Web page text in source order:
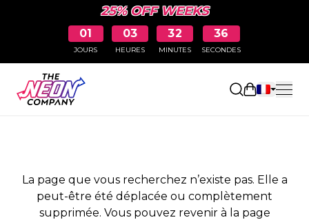
25% OFF WEEKS
01
JOURS
03
HEURES
32
MINUTES
36
SECONDES
Ouvrir le
PAGE NON TROUVÉE
La page que vous recherchez n’existe pas. Elle a
peut-être été déplacée ou complètement
supprimée. Vous pouvez revenir à la page